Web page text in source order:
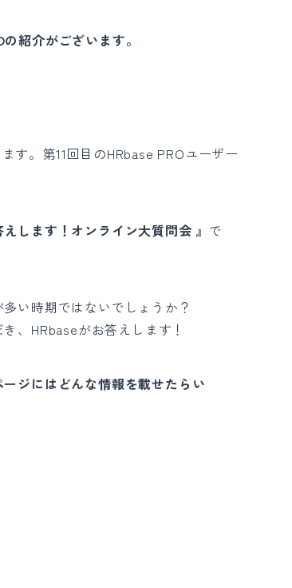
紹介がございます。
す。第11回目のHRbase PROユーザー
します！オンライン大質問会 』 で
い時期ではないでしょうか？
、HRbaseがお答えします！
ジにはどんな情報を載せたらい